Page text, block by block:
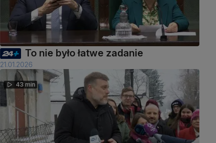
To nie było łatwe zadanie
21.01.2026
43 min